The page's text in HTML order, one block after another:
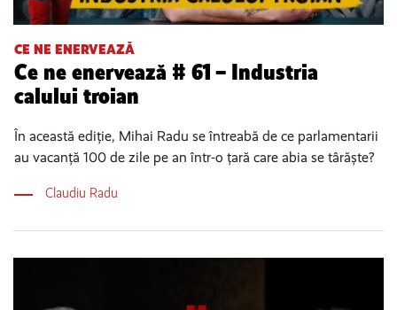
CE NE ENERVEAZĂ
Ce ne enervează # 61 – Industria
calului troian
În această ediție, Mihai Radu se întreabă de ce parlamentarii
au vacanță 100 de zile pe an într-o țară care abia se târăște?
Claudiu Radu